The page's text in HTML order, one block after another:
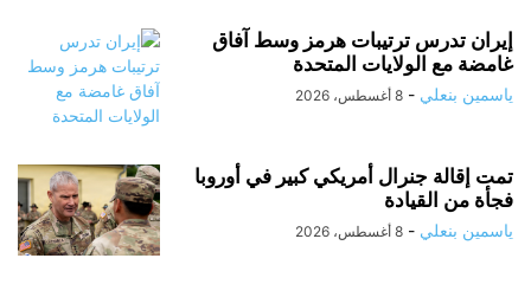
إيران تدرس ترتيبات هرمز وسط آفاق
غامضة مع الولايات المتحدة
ياسمين بنعلي - 8 أغسطس، 2026
تمت إقالة جنرال أمريكي كبير في أوروبا
فجأة من القيادة
ياسمين بنعلي - 8 أغسطس، 2026